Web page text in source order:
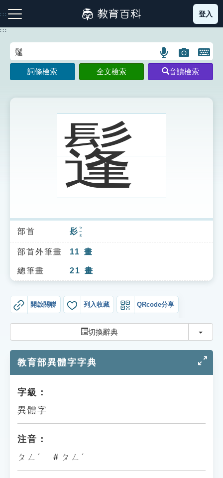
到
主
:::
注音索引圖示 筆畫索引圖示 部首索引表圖示
索引選單
知識索引
單字索引
遊戲專區
教學應用
貓頭鷹博士
登入
:::
語
言
搜
示
圖
片
搜
開
鍵
圖
詞條檢索 全文檢索 音讀檢索
鬔
部首 髟 ㄅㄧㄠ
部首外筆畫 11 畫
總筆畫 21 畫
開啟關聯 列入收藏 QRcode分享
切換辭典 切換
教育部異體字字典
字級：
異體字
注音：
ㄆㄥˊ ＃ㄆㄥˊ